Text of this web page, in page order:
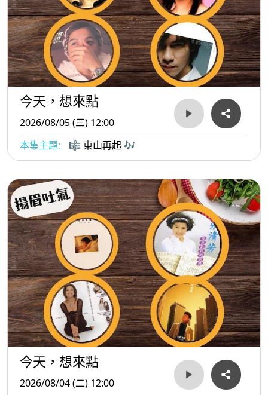
今天，想來點
2026/08/05 (三) 12:00
本集主題:
🎼 東山再起 🎶
今天，想來點
2026/08/04 (二) 12:00